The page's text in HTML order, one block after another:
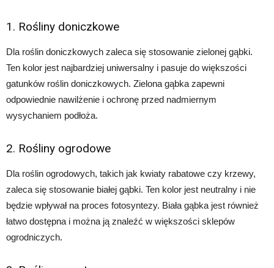
1. Rośliny doniczkowe
Dla roślin doniczkowych zaleca się stosowanie zielonej gąbki.
Ten kolor jest najbardziej uniwersalny i pasuje do większości
gatunków roślin doniczkowych. Zielona gąbka zapewni
odpowiednie nawilżenie i ochronę przed nadmiernym
wysychaniem podłoża.
2. Rośliny ogrodowe
Dla roślin ogrodowych, takich jak kwiaty rabatowe czy krzewy,
zaleca się stosowanie białej gąbki. Ten kolor jest neutralny i nie
będzie wpływał na proces fotosyntezy. Biała gąbka jest również
łatwo dostępna i można ją znaleźć w większości sklepów
ogrodniczych.